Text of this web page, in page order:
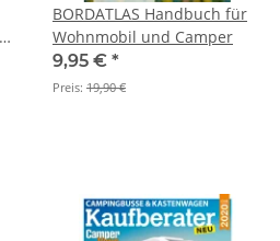
BORDATLAS Handbuch für
Wohnmobil und Camper
9,95 € *
Preis: 19,90 €